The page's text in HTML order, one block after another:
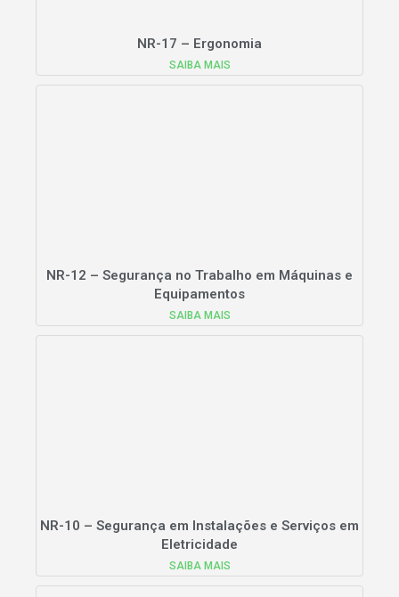
NR-17 – Ergonomia
SAIBA MAIS
NR-12 – Segurança no Trabalho em Máquinas e
Equipamentos
SAIBA MAIS
NR-10 – Segurança em Instalações e Serviços em
Eletricidade
SAIBA MAIS